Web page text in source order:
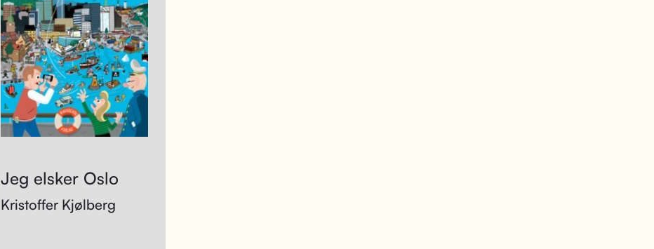
Jeg elsker Oslo
Kristoffer Kjølberg